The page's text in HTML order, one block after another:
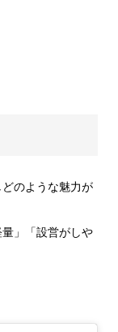
のような魅力が
」「設営がしや